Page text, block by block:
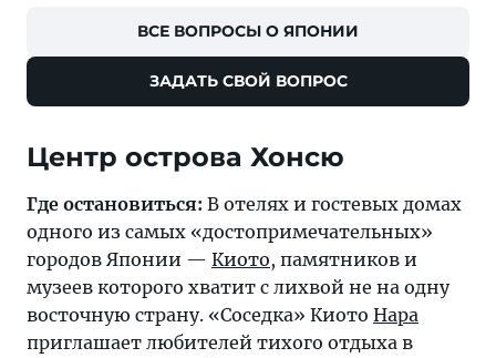
ВСЕ ВОПРОСЫ О ЯПОНИИ
ЗАДАТЬ СВОЙ ВОПРОС
Центр острова Хонсю
Где остановиться: В отелях и гостевых домах
одного из самых «достопримечательных»
городов Японии — Киото, памятников и
музеев которого хватит с лихвой не на одну
восточную страну. «Соседка» Киото Нара
приглашает любителей тихого отдыха в